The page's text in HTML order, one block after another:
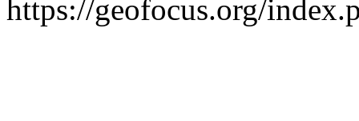
https://geofocus.org/